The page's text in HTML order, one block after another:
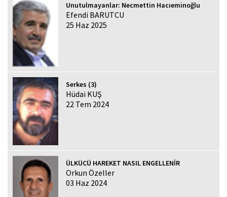
Unutulmayanlar: Necmettin Hacıeminoğlu
Efendi BARUTCU
25 Haz 2025
Serkes (3)
Hüdai KUŞ
22 Tem 2024
ÜLKÜCÜ HAREKET NASIL ENGELLENİR
Orkun Özeller
03 Haz 2024